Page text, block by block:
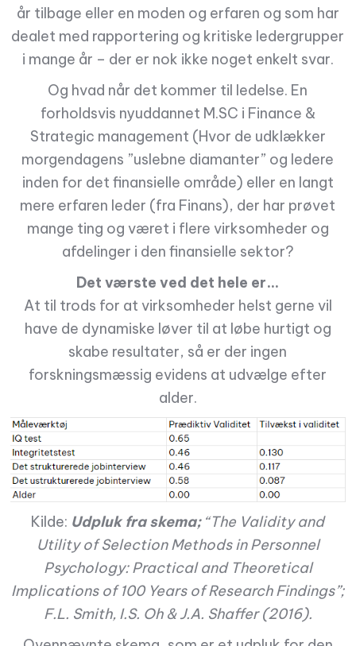
år tilbage eller en moden og erfaren og som har
dealet med rapportering og kritiske ledergrupper
i mange år – der er nok ikke noget enkelt svar.
Og hvad når det kommer til ledelse. En
forholdsvis nyuddannet M.SC i Finance &
Strategic management (Hvor de udklækker
morgendagens ”uslebne diamanter” og ledere
inden for det finansielle område) eller en langt
mere erfaren leder (fra Finans), der har prøvet
mange ting og været i flere virksomheder og
afdelinger i den finansielle sektor?
Det værste ved det hele er…
At til trods for at virksomheder helst gerne vil
have de dynamiske løver til at løbe hurtigt og
skabe resultater, så er der ingen
forskningsmæssig evidens at udvælge efter
alder.
Kilde: Udpluk fra skema; “The Validity and
Utility of Selection Methods in Personnel
Psychology: Practical and Theoretical
Implications of 100 Years of Research Findings”;
F.L. Smith, I.S. Oh & J.A. Shaffer (2016).